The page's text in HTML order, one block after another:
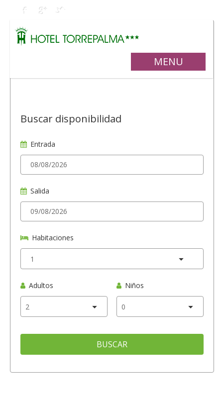
MENU
Buscar disponibilidad
Entrada
Salida
Habitaciones
Adultos Niños
BUSCAR